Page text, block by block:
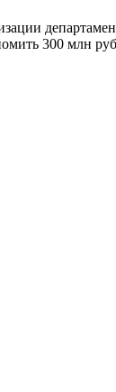
300 млн